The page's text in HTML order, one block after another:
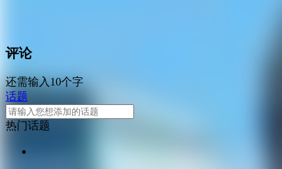
评论
还需输入10个字
话题
热门话题